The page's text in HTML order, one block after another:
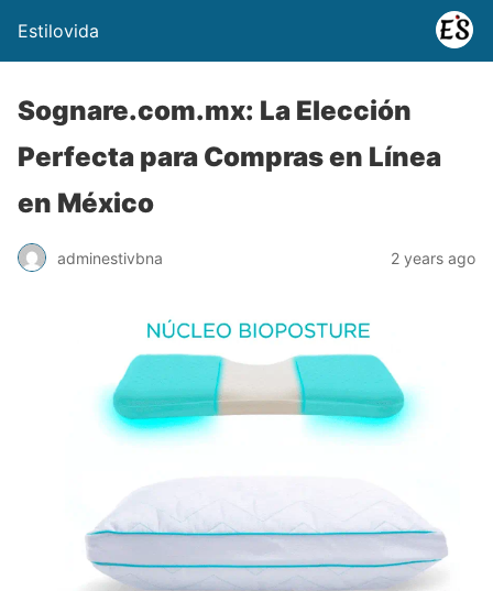
Estilovida
Sognare.com.mx: La Elección
Perfecta para Compras en Línea
en México
adminestivbna 2 years ago